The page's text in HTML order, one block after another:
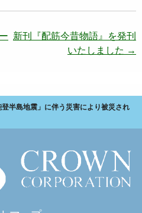
新刊『配筋今昔物語』を発刊
いたしました →
登半島地震」に伴う災害により被災され